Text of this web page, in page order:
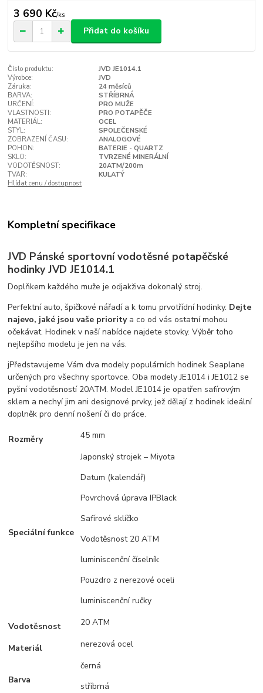
3 690 Kč/ks
Přidat do košíku
Číslo produktu:
JVD JE1014.1
Výrobce:
JVD
Záruka:
24 měsíců
BARVA:
STŘÍBRNÁ
URČENÍ:
PRO MUŽE
VLASTNOSTI:
PRO POTAPĚČE
MATERIÁL:
OCEL
STYL:
SPOLEČENSKÉ
ZOBRAZENÍ ČASU:
ANALOGOVÉ
POHON:
BATERIE - QUARTZ
SKLO:
TVRZENÉ MINERÁLNÍ
VODOTĚSNOST:
20ATM/200m
TVAR:
KULATÝ
Hlídat cenu / dostupnost
Kompletní specifikace
JVD Pánské sportovní vodotěsné potapěčské
hodinky JVD JE1014.1
Doplňkem každého muže je odjakživa dokonalý stroj.
Perfektní auto, špičkové nářadí a k tomu prvotřídní hodinky. Dejte
najevo, jaké jsou vaše prioritya co od vás ostatní mohou
očekávat. Hodinek v naší nabídce najdete stovky. Výběr toho
nejlepšího modelu je jen na vás.
jPředstavujeme Vám dva modely populárních hodinek Seaplane
určených pro všechny sportovce. Oba modely JE1014 i JE1012 se
pyšní vodotěsností 20ATM. Model JE1014 je opatřen safírovým
sklem a nechyí jim ani designové prvky, jež dělají z hodinek ideální
doplněk pro denní nošení či do práce.
Rozměry 45 mm
Speciální funkce
Japonský strojek – Miyota
Datum (kalendář)
Povrchová úprava IPBlack
Safírové sklíčko
Vodotěsnost 20 ATM
luminiscenční číselník
Pouzdro z nerezové oceli
luminiscenční ručky
Vodotěsnost 20 ATM
Materiál nerezová ocel
Barva
černá
stříbrná